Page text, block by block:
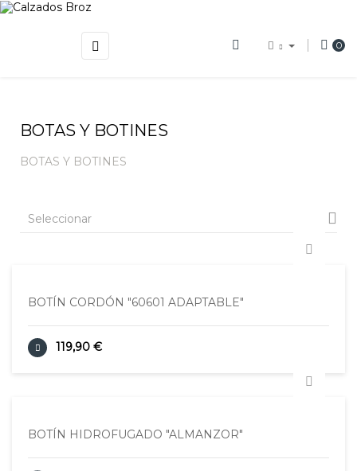
Navegación
de
☰ 0
BOTAS Y BOTINES
BOTAS Y BOTINES
Seleccionar 
BOTÍN CORDÓN "60601 ADAPTABLE"
119,90 €
BOTÍN HIDROFUGADO "ALMANZOR"